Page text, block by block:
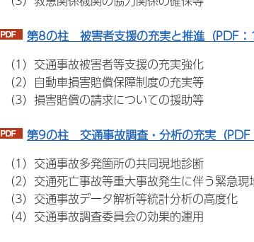
第8の柱 被害者支援の充実と推進（PDF：
（1）交通事故被害者等支援の充実強化
（2）自動車損害賠償保障制度の充実等
（3）損害賠償の請求についての援助等
第9の柱 交通事故調査・分析の充実（PDF
（1）交通事故多発箇所の共同現地診断
（2）交通死亡事故等重大事故発生に伴う緊急現
（3）交通事故データ解析等統計分析の高度化
（4）交通事故調査委員会の効果的運用